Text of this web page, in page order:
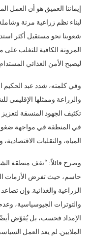
إيماننا العميق هو أن العمل
لبناء نظم زراعية مرنة
شعوبنا نحو مستقبل أكثر
المرونة الكافية للتغلب على
ليصبح الأمن الغذائي
وفي كلمته، شدد عبد الحكيم
والزراعة وممثلها الإقليمي
تكثيف الجهود المنسقة
في المنطقة في مواجهة ضغوط
المياه، والتقلبات
وصرح قائلاً: “تقف منطقة
حاسم، حيث تفرض الأزمات
الزراعية والغذائية. وإن
والتوترات الجيوسياسية،
الإمداد فحسب، بل يُقوّض
الملايين. لم يعد العمل